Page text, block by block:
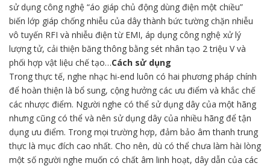
sử dụng công nghệ “áo giáp chủ động dùng điện một chiều”
biến lớp giáp chống nhiễu của dây thành bức tường chặn nhiễu
vô tuyến RFI và nhiễu điện từ EMI, áp dụng công nghệ xử lý
lượng tử, cải thiện băng thông bằng sét nhân tạo 2 triệu V và
phối hợp vật liệu chế tạo…Cách sử dụng
Trong thực tế, nghe nhạc hi-end luôn có hai phương pháp chính
để hoàn thiện là bổ sung, cộng hưởng các ưu điểm và khắc chế
các nhược điểm. Người nghe có thể sử dụng dây của một hãng
nhưng cũng có thể và nên sử dụng dây của nhiều hãng để tận
dụng ưu điểm. Trong mọi trường hợp, đảm bảo âm thanh trung
thực là mục đích cao nhất. Cho nên, dù có thể chưa làm hài lòng
một số người nghe muốn có chất âm linh hoạt, dây dẫn của các